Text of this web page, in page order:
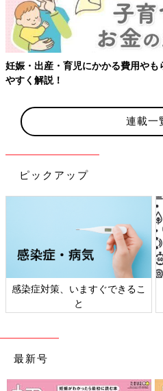
妊娠・出産・育児にかかる費用や
やすく解説！
連載一
ピックアップ
感染症対策、いますぐできるこ
と
最新号